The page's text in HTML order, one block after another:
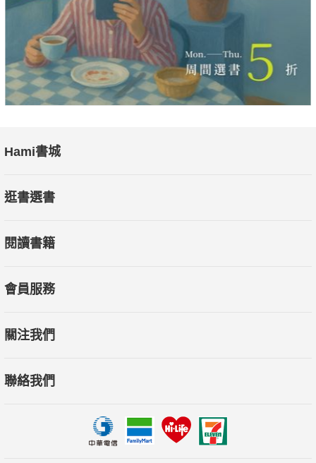
Hami書城
逛書選書
閱讀書籍
會員服務
關注我們
聯絡我們